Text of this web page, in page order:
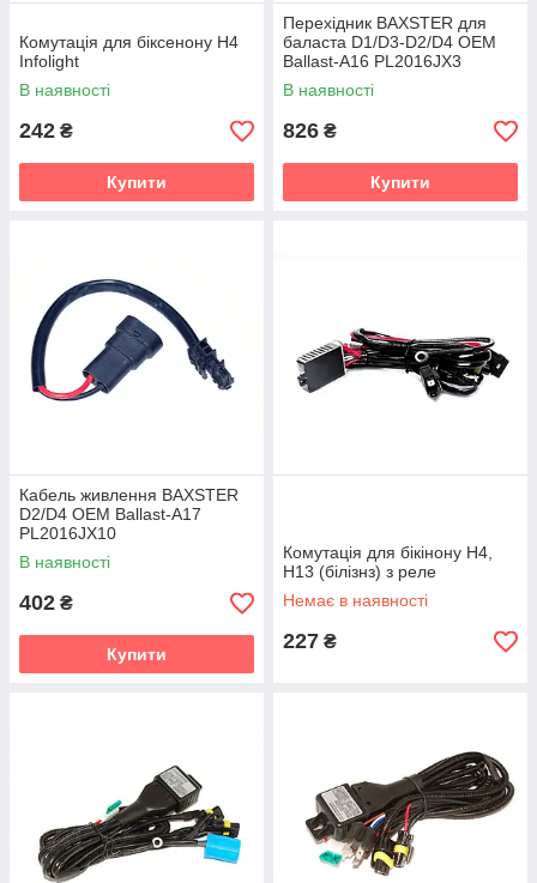
Комутація для біксенону H4
Infolight
В наявності
242 ₴
Купити
Перехідник BAXSTER для
баласта D1/D3-D2/D4 OEM
Ballast-A16 PL2016JX3
В наявності
826 ₴
Купити
Кабель живлення BAXSTER
D2/D4 OEM Ballast-A17
PL2016JX10
В наявності
402 ₴
Купити
Комутація для бікінону H4,
H13 (білізнз) з реле
Немає в наявності
227 ₴